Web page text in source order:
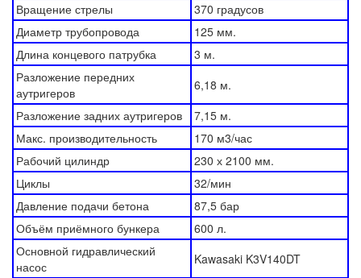
Вращение стрелы
370 градусов
Диаметр трубопровода
125 мм.
Длина концевого патрубка
3 м.
Разложение передних
аутригеров
6,18 м.
Разложение задних аутригеров
7,15 м.
Макс. производительность
170 м3/час
Рабочий цилиндр
230 х 2100 мм.
Циклы
32/мин
Давление подачи бетона
87,5 бар
Объём приёмного бункера
600 л.
Основной гидравлический
насос
Kawasaki K3V140DT